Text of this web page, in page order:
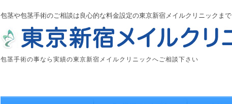
包茎や包茎手術のご相談は良心的な料金設定の東京新宿メイルクリニックまで
包茎手術の事なら実績の東京新宿メイルクリニックへご相談下さい